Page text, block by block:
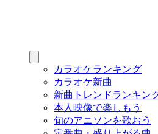
カラオケランキング
カラオケ新曲
新曲トレンドランキン
本人映像で楽しもう
旬のアニソンを歌おう